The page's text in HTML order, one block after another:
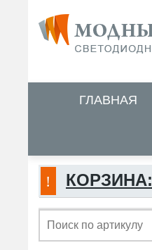
ГЛАВНАЯ
КОРЗИНА: